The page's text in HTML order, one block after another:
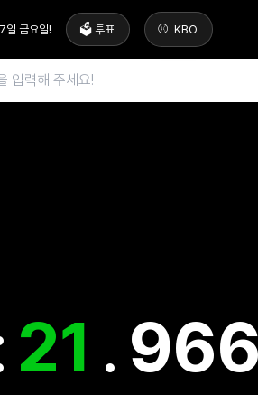
일 금요일! 🗳️ 투표 KBO
22 . 409